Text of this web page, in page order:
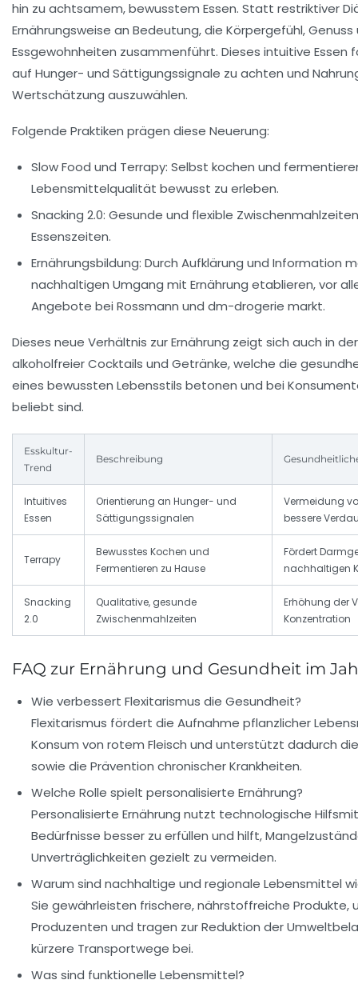
hin zu achtsamem, bewusstem Essen. Statt restriktiver
Ernährungsweise an Bedeutung, die Körpergefühl,
Essgewohnheiten zusammenführt. Dieses intuitive Essen
auf Hunger- und Sättigungssignale zu achten und
Wertschätzung auszuwählen.
Folgende Praktiken prägen diese Neuerung:
Slow Food und Terrapy: Selbst kochen und
Lebensmittelqualität bewusst zu erleben.
Snacking 2.0: Gesunde und flexible
Essenszeiten.
Ernährungsbildung: Durch Aufklärung und Information
nachhaltigen Umgang mit Ernährung etablieren, vor
Angebote bei Rossmann und dm-drogerie markt.
Dieses neue Verhältnis zur Ernährung zeigt sich auch in
alkoholfreier Cocktails und Getränke, welche die
eines bewussten Lebensstils betonen und bei
beliebt sind.
Esskultur-
Trend
Beschreibung
Intuitives
Essen
Orientierung an Hunger- und
Sättigungssignalen
Vermeidung
bessere
Terrapy
Bewusstes Kochen und
Fermentieren zu Hause
Fördert
nachhaltigen
Snacking
2.0
Qualitative, gesunde
Zwischenmahlzeiten
Erhöhung der
Konzentration
FAQ zur Ernährung und Gesundheit im
Wie verbessert Flexitarismus die Gesundheit?
Flexitarismus fördert die Aufnahme pflanzlicher
Konsum von rotem Fleisch und unterstützt dadurch
sowie die Prävention chronischer Krankheiten.
Welche Rolle spielt personalisierte Ernährung?
Personalisierte Ernährung nutzt technologische
Bedürfnisse besser zu erfüllen und hilft,
Unverträglichkeiten gezielt zu vermeiden.
Warum sind nachhaltige und regionale Lebensmittel
Sie gewährleisten frischere, nährstoffreiche Produkte,
Produzenten und tragen zur Reduktion der
kürzere Transportwege bei.
Was sind funktionelle Lebensmittel?